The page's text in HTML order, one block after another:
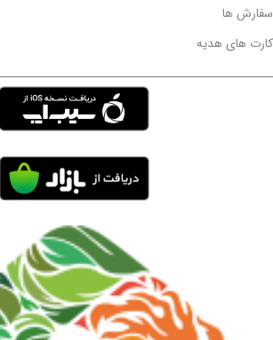
سفارش ها
کارت های هدیه